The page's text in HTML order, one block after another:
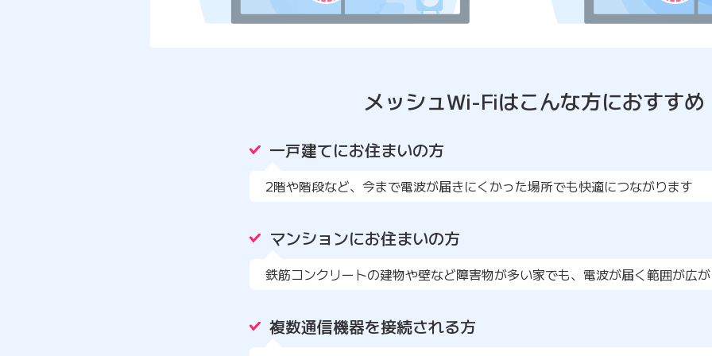
メッシュWi-Fiはこんな方におすすめ
一戸建てにお住まいの方
2階や階段など、今まで電波が届きにくかった場所でも快適につながります
マンションにお住まいの方
鉄筋コンクリートの建物や壁など障害物が多い家でも、電波が届く範囲が広
複数通信機器を接続される方